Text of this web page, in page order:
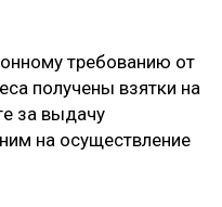
требованию от
получены взятки на
за выдачу
на осуществление